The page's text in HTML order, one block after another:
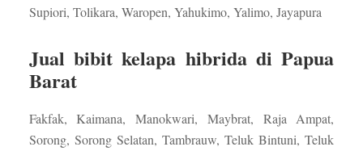
Supiori, Tolikara, Waropen, Yahukimo, Yalimo, Jayapura
Jual bibit kelapa hibrida di Papua
Barat
Fakfak, Kaimana, Manokwari, Maybrat, Raja Ampat,
Sorong, Sorong Selatan, Tambrauw, Teluk Bintuni, Teluk